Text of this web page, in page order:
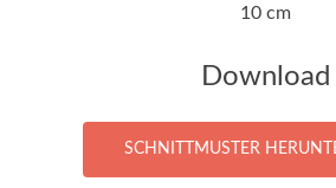
10 cm
Download
SCHNITTMUSTER